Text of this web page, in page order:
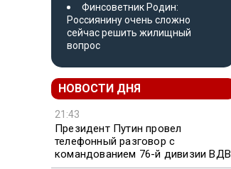
Финсоветник Родин:
Россиянину очень сложно
сейчас решить жилищный
вопрос
НОВОСТИ ДНЯ
21:43
Президент Путин провел
телефонный разговор с
командованием 76-й дивизии ВДВ